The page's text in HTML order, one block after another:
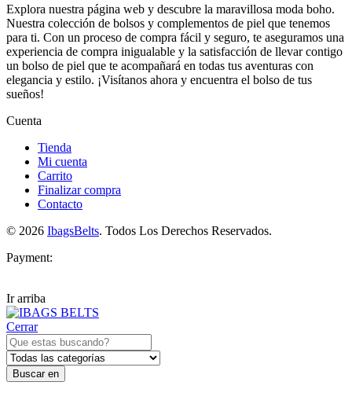
Explora nuestra página web y descubre la maravillosa moda boho.
Nuestra colección de bolsos y complementos de piel que tenemos
para ti. Con un proceso de compra fácil y seguro, te aseguramos una
experiencia de compra inigualable y la satisfacción de llevar contigo
un bolso de piel que te acompañará en todas tus aventuras con
elegancia y estilo. ¡Visítanos ahora y encuentra el bolso de tus
sueños!
Cuenta
Tienda
Mi cuenta
Carrito
Finalizar compra
Contacto
© 2026 IbagsBelts. Todos Los Derechos Reservados.
Payment:
Ir arriba
Cerrar
Buscar en